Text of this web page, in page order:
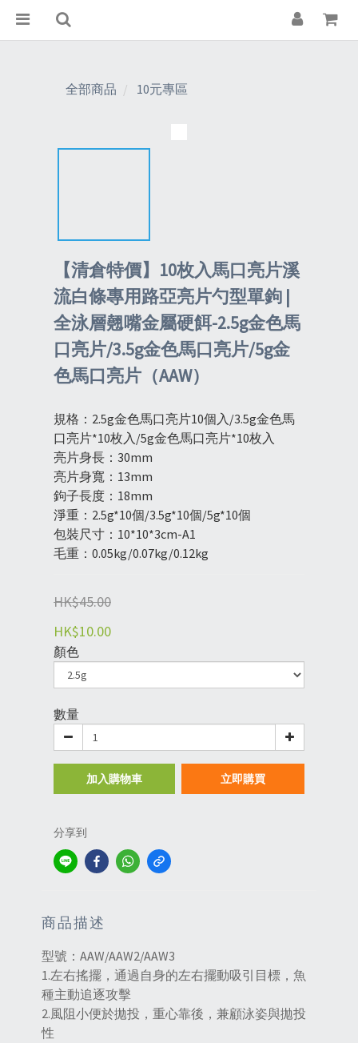
全部商品 10元專區
【清倉特價】10枚入馬口亮片溪
流白條專用路亞亮片勺型單鉤 |
全泳層翹嘴金屬硬餌-2.5g金色馬
口亮片/3.5g金色馬口亮片/5g金
色馬口亮片（AAW）
規格：2.5g金色馬口亮片10個入/3.5g金色馬
口亮片*10枚入/5g金色馬口亮片*10枚入
亮片身長：30mm
亮片身寬：13mm
鉤子長度：18mm
淨重：2.5g*10個/3.5g*10個/5g*10個
包裝尺寸：10*10*3cm-A1
毛重：0.05kg/0.07kg/0.12kg
HK$45.00
HK$10.00
顏色
數量
加入購物車 立即購買
分享到
商品描述
型號：AAW/AAW2/AAW3
1.左右搖擺，通過自身的左右擺動吸引目標，魚
種主動追逐攻擊
2.風阻小便於拋投，重心靠後，兼顧泳姿與拋投
性